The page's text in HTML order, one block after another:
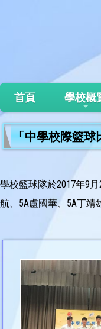
首頁 學校概
「中學校際籃球
學校籃球隊於2017年9
航、5A盧國華、5A丁靖